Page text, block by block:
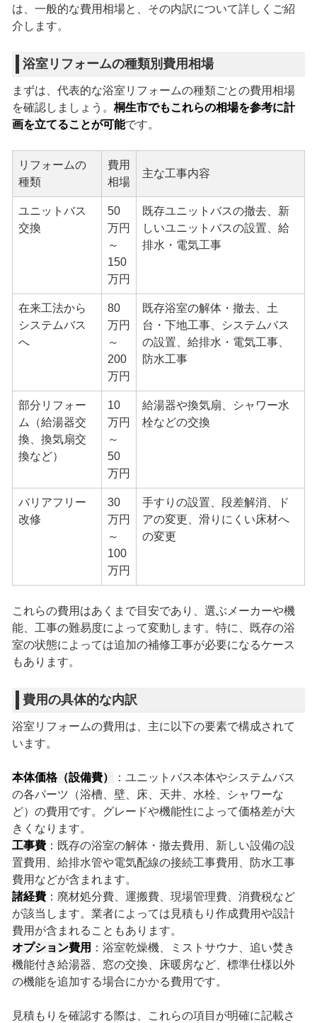
は、一般的な費用相場と、その内訳について詳しくご紹
介します。
浴室リフォームの種類別費用相場
まずは、代表的な浴室リフォームの種類ごとの費用相場
を確認しましょう。 桐生市でもこれらの相場を参考に計
画を立てることが可能です。
リフォームの
種類
費用
相場
主な工事内容
ユニットバス
交換
50
万円
～
150
万円
既存ユニットバスの撤去、新
しいユニットバスの設置、給
排水・電気工事
在来工法から
システムバス
へ
80
万円
～
200
万円
既存浴室の解体・撤去、土
台・下地工事、システムバス
の設置、給排水・電気工事、
防水工事
部分リフォー
ム（給湯器交
換、換気扇交
換など）
10
万円
～
50
万円
給湯器や換気扇、シャワー水
栓などの交換
バリアフリー
改修
30
万円
～
100
万円
手すりの設置、段差解消、ド
アの変更、滑りにくい床材へ
の変更
これらの費用はあくまで目安であり、選ぶメーカーや機
能、工事の難易度によって変動します。特に、既存の浴
室の状態によっては追加の補修工事が必要になるケース
もあります。
費用の具体的な内訳
浴室リフォームの費用は、主に以下の要素で構成されて
います。
本体価格（設備費）
：ユニットバス本体やシステムバス
の各パーツ（浴槽、壁、床、天井、水栓、シャワーな
ど）の費用です。グレードや機能性によって価格差が大
きくなります。
工事費：既存の浴室の解体・撤去費用、新しい設備の設
置費用、給排水管や電気配線の接続工事費用、防水工事
費用などが含まれます。
諸経費：廃材処分費、運搬費、現場管理費、消費税など
が該当します。業者によっては見積もり作成費用や設計
費用が含まれることもあります。
オプション費用 ：浴室乾燥機、ミストサウナ、追い焚き
機能付き給湯器、窓の交換、床暖房など、標準仕様以外
の機能を追加する場合にかかる費用です。
見積もりを確認する際は、これらの項目が明確に記載さ